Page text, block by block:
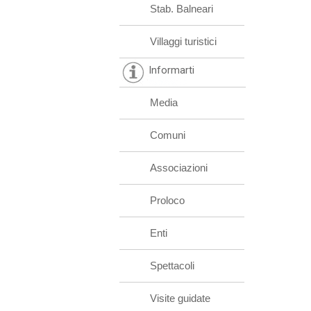
Stab. Balneari
Villaggi turistici
Informarti
Media
Comuni
Associazioni
Proloco
Enti
Spettacoli
Visite guidate